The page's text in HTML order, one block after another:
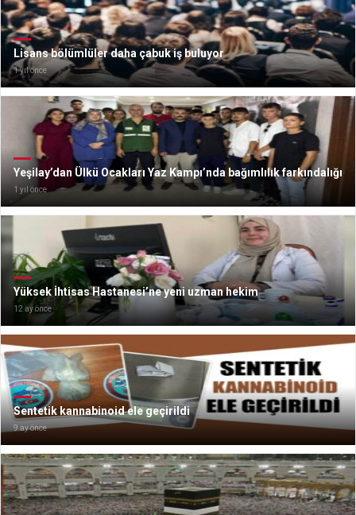
Lisans bölümlüler daha çabuk iş buluyor
1 yıl önce
Yeşilay’dan Ülkü Ocakları Yaz Kampı’nda bağımlılık farkındalığı
1 yıl önce
Yüksek İhtisas Hastanesi’ne yeni uzman hekim
12 ay önce
Sentetik kannabinoid ele geçirildi
9 ay önce